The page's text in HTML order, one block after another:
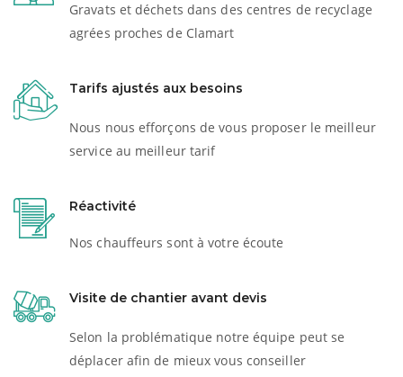
Gravats et déchets dans des centres de recyclage
agrées proches de Clamart
Tarifs ajustés aux besoins
Nous nous efforçons de vous proposer le meilleur
service au meilleur tarif
Réactivité
Nos chauffeurs sont à votre écoute
Visite de chantier avant devis
Selon la problématique notre équipe peut se
déplacer afin de mieux vous conseiller